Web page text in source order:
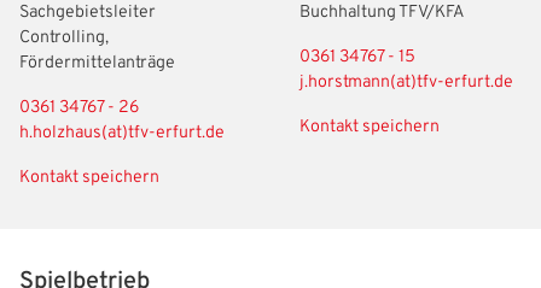
Sachgebietsleiter
Controlling,
Fördermittelanträge
0361 34767 - 26
h.holzhaus(at)tfv-erfurt.de
Kontakt speichern
Buchhaltung TFV/KFA
0361 34767 - 15
j.horstmann(at)tfv-erfurt.de
Kontakt speichern